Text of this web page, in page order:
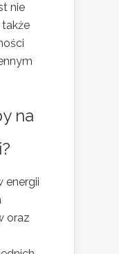
nie
na
energii
oraz